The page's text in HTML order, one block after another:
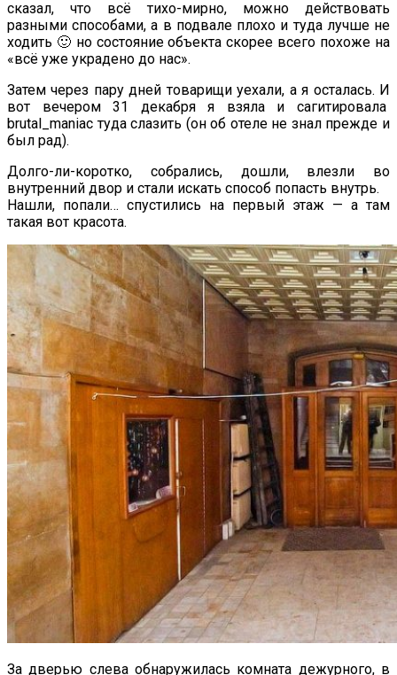
сказал, что всё тихо-мирно, можно действовать
разными способами, а в подвале плохо и туда лучше не
ходить 🙂 но состояние объекта скорее всего похоже на
«всё уже украдено до нас».
Затем через пару дней товарищи уехали, а я осталась. И
вот вечером 31 декабря я взяла и сагитировала
brutal_maniac туда слазить (он об отеле не знал прежде и
был рад).
Долго-ли-коротко, собрались, дошли, влезли во
внутренний двор и стали искать способ попасть внутрь.
Нашли, попали… спустились на первый этаж — а там
такая вот красота.
За дверью слева обнаружилась комната дежурного, в